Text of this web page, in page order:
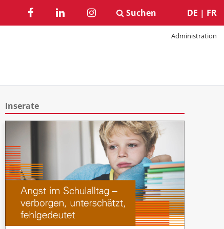
Administration
DE | FR
Suchen
Inserate